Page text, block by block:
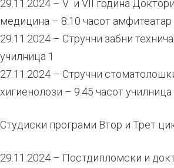
29.11.2024 – V и VII година
медицина – 8:10 часот амфитеатар
29.11.2024 – Стручни забни
училница 1
27.11.2024 – Стручни
хигиенолози – 9:45 часот училница
Студиски програми Втор и Трет
29.11.2024 – Постдипломски и